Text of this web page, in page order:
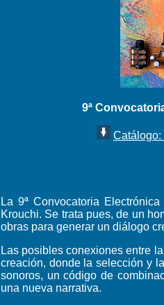
9ª
Catálogo:
La 9ª Convocatoria
Krouchi. Se trata pues, de un
obras para generar un diálogo
Las posibles conexiones entre
creación, donde la selección y
sonoros, un código de
una nueva narrativa.